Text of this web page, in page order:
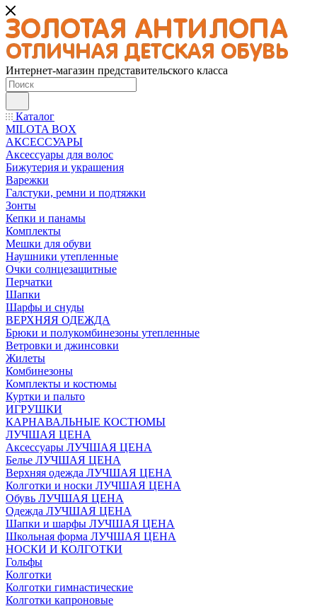
Интернет-магазин представительского класса
Каталог
MILOTA BOX
АКСЕССУАРЫ
Аксессуары для волос
Бижутерия и украшения
Варежки
Галстуки, ремни и подтяжки
Зонты
Кепки и панамы
Комплекты
Мешки для обуви
Наушники утепленные
Очки солнцезащитные
Перчатки
Шапки
Шарфы и снуды
ВЕРХНЯЯ ОДЕЖДА
Брюки и полукомбинезоны утепленные
Ветровки и джинсовки
Жилеты
Комбинезоны
Комплекты и костюмы
Куртки и пальто
ИГРУШКИ
КАРНАВАЛЬНЫЕ КОСТЮМЫ
ЛУЧШАЯ ЦЕНА
Аксессуары ЛУЧШАЯ ЦЕНА
Белье ЛУЧШАЯ ЦЕНА
Верхняя одежда ЛУЧШАЯ ЦЕНА
Колготки и носки ЛУЧШАЯ ЦЕНА
Обувь ЛУЧШАЯ ЦЕНА
Одежда ЛУЧШАЯ ЦЕНА
Шапки и шарфы ЛУЧШАЯ ЦЕНА
Школьная форма ЛУЧШАЯ ЦЕНА
НОСКИ И КОЛГОТКИ
Гольфы
Колготки
Колготки гимнастические
Колготки капроновые